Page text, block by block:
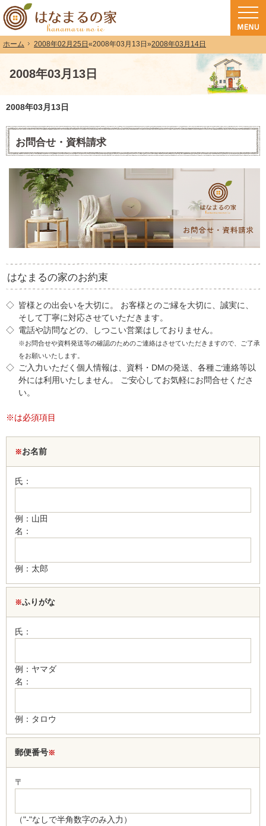
ホーム 2008年02月25日 «2008年03月13日 »2008年03月14日
2008年03月13日
和歌山（和歌山市・岩出市・海南市・紀の川市）で注文住宅(長期優良住宅・
注文住宅・高気密高断熱・長期優良住宅・ZEH・耐震なら（和歌山・和歌山市）
2008年03月13日
お問合せ・資料請求
はなまるの家のお約束
◇ 皆様との出会いを大切に。 お客様とのご縁を大切に、誠実に、
そして丁寧に対応させていただきます。
◇ 電話や訪問などの、しつこい営業はしておりません。
※お問合せや資料発送等の確認のためのご連絡はさせていただきますので、ご了承
をお願いいたします。
◇ ご入力いただく個人情報は、資料・DMの発送、各種ご連絡等以
外には利用いたしません。 ご安心してお気軽にお問合せくださ
い。
※は必須項目
※お名前
氏：
例：山田
名：
例：太郎
※ふりがな
氏：
例：ヤマダ
名：
例：タロウ
郵便番号※
〒
（"-"なしで半角数字のみ入力）